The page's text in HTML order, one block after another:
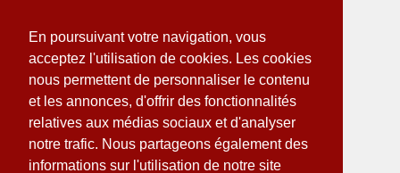
En poursuivant votre navigation, vous
acceptez l'utilisation de cookies. Les cookies
nous permettent de personnaliser le contenu
et les annonces, d'offrir des fonctionnalités
relatives aux médias sociaux et d'analyser
notre trafic. Nous partageons également des
informations sur l'utilisation de notre site